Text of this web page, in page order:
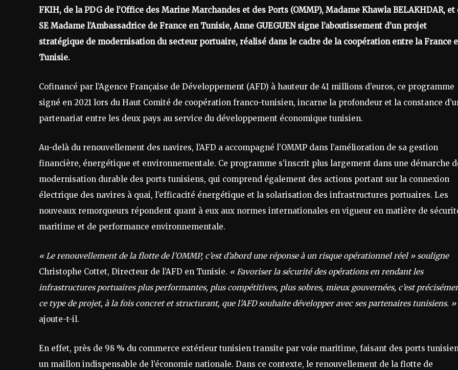
FKIH, de la PDG de l’Office des Marine Marchandes et des Ports (OMMP), Madame Khawla BELAKHDAR, et
SE Madame l’Ambassadrice de France en Tunisie, Anne GUEGUEN signe l’aboutissement d’un projet
stratégique de modernisation du secteur portuaire, réalisé dans le cadre de la coopération entre la France
Tunisie.
Cofinancé par l’Agence Française de Développement (AFD) à hauteur de 41 millions d’euros, ce programme
signé en 2021 lors du Haut Comité de coopération franco-tunisien, incarne la profondeur et la constance
partenariat entre les deux pays au service du développement économique tunisien.
Au-delà du renouvellement des navires, l’AFD a accompagné l’OMMP dans l’amélioration de sa gestion
financière, énergétique et environnementale. Ce programme s’inscrit plus largement dans une démarche
modernisation durable des ports tunisiens, qui comprend également des actions portant sur la connexion
électrique des navires à quai, l’efficacité énergétique et la solarisation des infrastructures portuaires. Les
nouveaux remorqueurs répondent quant à eux aux normes internationales en vigueur en matière de
maritime et de performance environnementale.
« Le renouvellement de la flotte de l’OMMP, c’est d’abord une réponse à un risque opérationnel réel » souligne
Christophe Cottet, Directeur de l’AFD en Tunisie. « Favoriser la sécurité des opérations en rendant les
infrastructures portuaires plus performantes, plus compétitives, plus sobres, mieux gouvernées, c’est
ce type de projet, à la fois concret et structurant, que l’AFD souhaite développer avec ses partenaires tunisiens. »
ajoute-t-il.
En effet, près de 98 % du commerce extérieur tunisien transite par voie maritime, faisant des ports
un maillon indispensable de l’économie nationale. Dans ce contexte, le renouvellement de la flotte de